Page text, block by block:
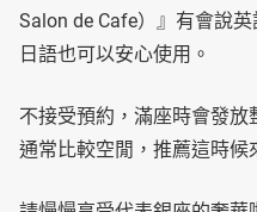
Salon de Cafe）』有會說
日語也可以安心使用。
不接受預約，滿座時會發
通常比較空閒，推薦這時候